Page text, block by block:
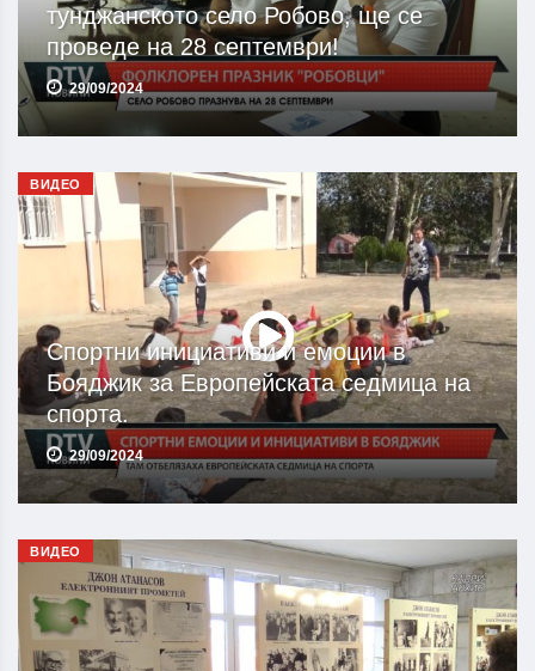
тунджанското село Робово, ще се
проведе на 28 септември!
29/09/2024
ВИДЕО
Спортни инициативи и емоции в
Бояджик за Европейската седмица на
спорта.
29/09/2024
ВИДЕО